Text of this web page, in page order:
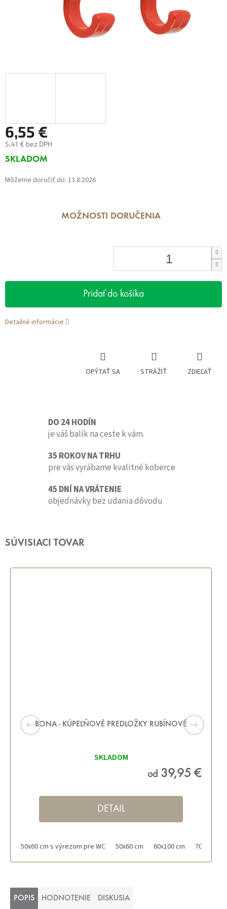
6,55 €
5,41 € bez DPH
Jednotková
SKLADOM
Môžeme doručiť do: 13.8.2026
MOŽNOSTI DORUČENIA
Pridať do košíka
Detailné informácie
OPÝTAŤ SA STRÁŽIŤ ZDIEĽAŤ
DO 24 HODÍN
je váš balík na ceste k vám.
35 ROKOV NA TRHU
pre vás vyrábame kvalitné koberce
45 DNÍ NA VRÁTENIE
objednávky bez udania dôvodu
SÚVISIACI TOVAR
BONA - KÚPEĽŇOVÉ PREDLOŽKY RUBÍNOVÉ
SKLADOM
od 39,95 €
DETAIL
50x60 cm s výrezom pre WC 50x60 cm 60x100 cm 70x120 cm
POPIS HODNOTENIE DISKUSIA